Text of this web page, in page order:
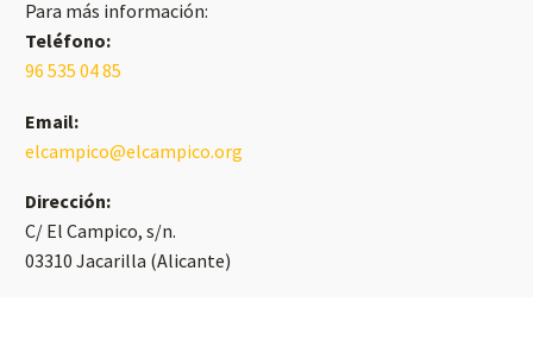
Para más información:
Teléfono:
96 535 04 85
Email:
elcampico@elcampico.org
Dirección:
C/ El Campico, s/n.
03310 Jacarilla (Alicante)